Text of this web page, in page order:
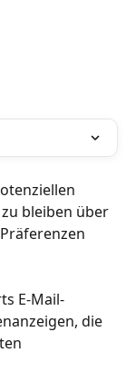
bleiben über
E-Mail-
die